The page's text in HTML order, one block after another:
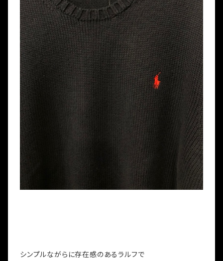
シンプルながらに存在感のあるラルフで